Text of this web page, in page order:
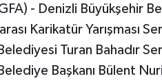
- Denizli Büyükşehir
Karikatür Yarışması
Turan Bahadır
Başkanı Bülent